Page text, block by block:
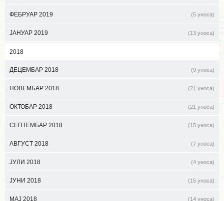
ФЕБРУАР 2019 (5 уноса)
ЈАНУАР 2019 (13 уноса)
2018
ДЕЦЕМБАР 2018 (9 уноса)
НОВЕМБАР 2018 (21 уноса)
ОКТОБАР 2018 (21 уноса)
СЕПТЕМБАР 2018 (15 уноса)
АВГУСТ 2018 (7 уноса)
ЈУЛИ 2018 (4 уноса)
ЈУНИ 2018 (15 уноса)
МАЈ 2018 (14 уноса)